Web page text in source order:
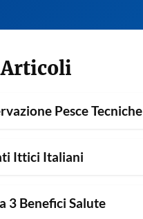
Pesce Tecniche
Ittici Italiani
3 Benefici Salute